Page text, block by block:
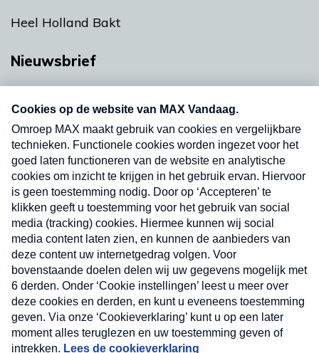
Heel Holland Bakt
Nieuwsbrief
nieuwsbrief. Elke vrijdag- en dinsdagochtend in
uw mailbox.
Verzend
Nieuwsbrief
Neem hier een gratis abonnement op onze
nieuwsbrief. Elke vrijdag- en dinsdagochtend in uw